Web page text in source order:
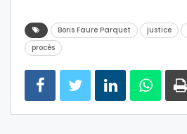
Boris Faure Parquet justice
procès